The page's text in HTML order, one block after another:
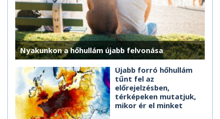
Nyakunkon a hőhullám újabb felvonása
Újabb forró hőhullám
tűnt fel az
előrejelzésben,
térképeken mutatjuk,
mikor ér el minket